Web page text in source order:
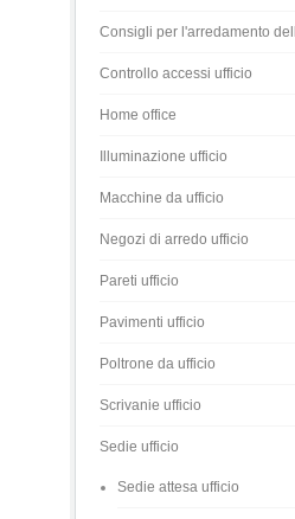
Consigli per l'arredamento
Controllo accessi ufficio
Home office
Illuminazione ufficio
Macchine da ufficio
Negozi di arredo ufficio
Pareti ufficio
Pavimenti ufficio
Poltrone da ufficio
Scrivanie ufficio
Sedie ufficio
Sedie attesa ufficio